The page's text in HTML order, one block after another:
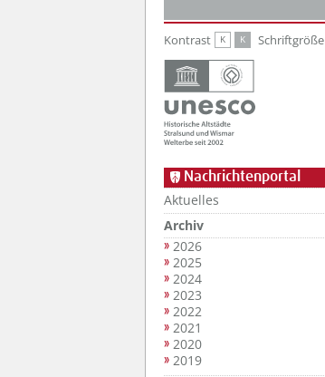
Kontrast K K Schriftgröße
Nachrichtenportal
Aktuelles
Archiv
2026
2025
2024
2023
2022
2021
2020
2019